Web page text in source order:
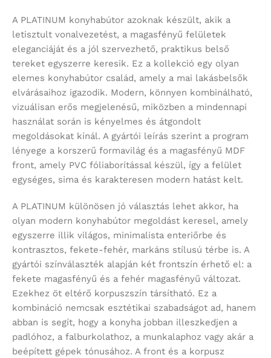
A PLATINUM konyhabútor azoknak készült, akik a
letisztult vonalvezetést, a magasfényű felületek
eleganciáját és a jól szervezhető, praktikus belső
tereket egyszerre keresik. Ez a kollekció egy olyan
elemes konyhabútor család, amely a mai lakásbelsők
elvárásaihoz igazodik. Modern, könnyen kombinálható,
vizuálisan erős megjelenésű, miközben a mindennapi
használat során is kényelmes és átgondolt
megoldásokat kínál. A gyártói leírás szerint a program
lényege a korszerű formavilág és a magasfényű MDF
front, amely PVC fóliaborítással készül, így a felület
egységes, sima és karakteresen modern hatást kelt.
A PLATINUM különösen jó választás lehet akkor, ha
olyan modern konyhabútor megoldást keresel, amely
egyszerre illik világos, minimalista enteriőrbe és
kontrasztos, fekete-fehér, markáns stílusú térbe is. A
gyártói színválaszték alapján két frontszín érhető el: a
fekete magasfényű és a fehér magasfényű változat.
Ezekhez öt eltérő korpuszszín társítható. Ez a
kombináció nemcsak esztétikai szabadságot ad, hanem
abban is segít, hogy a konyha jobban illeszkedjen a
padlóhoz, a falburkolathoz, a munkalaphoz vagy akár a
beépített gépek tónusához. A front és a korpusz